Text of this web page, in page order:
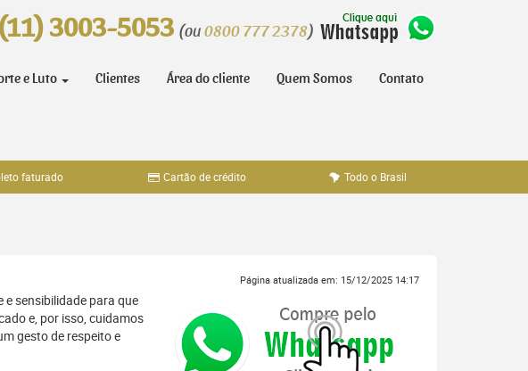
(11) 3003-5053 (ou 0800 777 2378)
e Luto Clientes Área do cliente Quem Somos Contato
faturado Cartão de crédito Todo o Brasil
Página atualizada em: 15/12/2025 14:17
sensibilidade para que
e, por isso, cuidamos
gesto de respeito e